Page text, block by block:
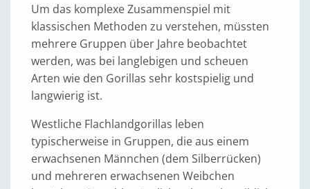
Um das komplexe Zusammenspiel mit
klassischen Methoden zu verstehen, müssten
mehrere Gruppen über Jahre beobachtet
werden, was bei langlebigen und scheuen
Arten wie den Gorillas sehr kostspielig und
langwierig ist.
Westliche Flachlandgorillas leben
typischerweise in Gruppen, die aus einem
erwachsenen Männchen (dem Silberrücken)
und mehreren erwachsenen Weibchen